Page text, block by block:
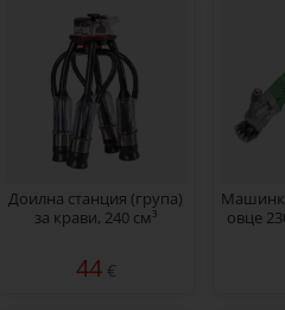
Доилна станция (група)
за крави, 240 см³
44€
овце